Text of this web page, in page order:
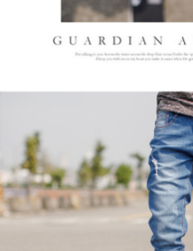
１．透過由恩沛科技股份有限公司
權轉讓予恩沛科技股份有限公司。
２．關於個人資料處理事宜，請瀏覽
３．未成年的使用者請事先徵得法
「AFTEE先享後付」，若未經同意
任。
４．使用「AFTEE先享後付」時，
時審查核予不同之上限額度；若仍
請求用戶進行身份認證。
５．嚴禁一人註冊多個帳號或使用
恩沛科技股份有限公司將有權停止
每筆NT$120，滿NT$3,000(含